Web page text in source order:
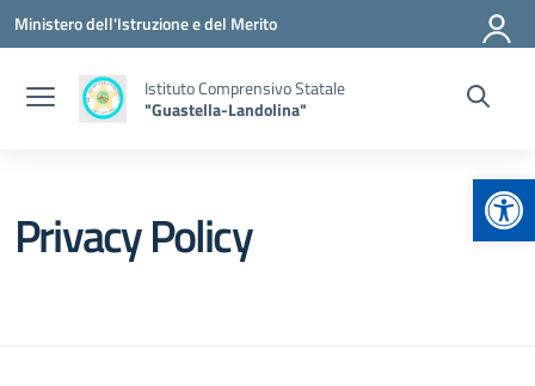
Vai ai contenuti
Vai al menu di navigazione
Vai al footer
Ministero dell'Istruzione e del Merito
Istituto Comprensivo Statale
"Guastella-Landolina"
Privacy Policy